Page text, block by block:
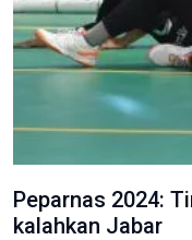
Peparnas 2024:
kalahkan Jabar